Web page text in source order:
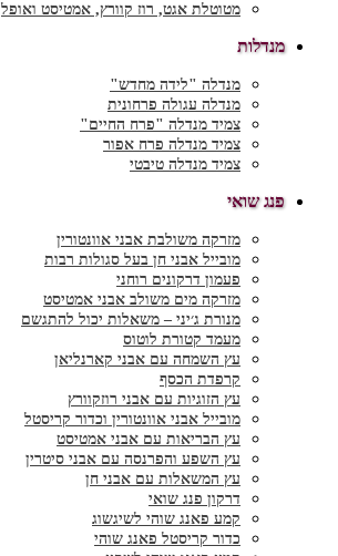
מטוטלת אגט, רוז קוורץ, אמטיסט ואופל
מנדלות
מנדלה "לידה מחדש"
מנדלה עגולה פרחונית
צמיד מנדלה "פרח החיים"
צמיד מנדלה פרח אפור
צמיד מנדלה טיבטי
פנג שואי
מזרקה משולבת אבני אוונטורין
מובייל אבני חן בעל סגולות רבות
פעמון דרקונים רוחני
מזרקה מים משולב אבני אמטיסט
מנורת ג׳יני – משאלות יכול להתגשם
מעמד קטורת לוטוס
עץ השמחה עם אבני קארנליאן
קרפדת הכסף
עץ הזוגיות עם אבני רוזקוורץ
מובייל אבני אוונטורין וכדור קריסטל
עץ הבריאות עם אבני אמטיסט
עץ השפע והפרנסה עם אבני סיטרין
עץ המשאלות עם אבני חן
דרקון פנג שואי
קמע פאנג שוהי לשיגשוג
כדור קריסטל פאנג שוהי